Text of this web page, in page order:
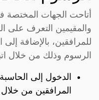
أتاحت الجهات المختصة
والمقيمين التعرف على
للمرافقين، بالإضافة
الرسوم وذلك من خلال
الدخول إلى
المرافقين من